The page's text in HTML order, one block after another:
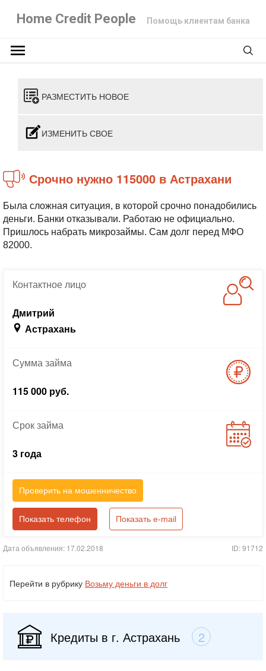
Home Credit People Помощь клиентам банка
РАЗМЕСТИТЬ НОВОЕ
ИЗМЕНИТЬ СВОЕ
Срочно нужно 115000 в Астрахани
Была сложная ситуация, в которой срочно понадобились
деньги. Банки отказывали. Работаю не официально.
Пришлось набрать микрозаймы. Сам долг перед МФО
82000.
Контактноелицо
Дмитрий
Астрахань
Суммазайма
115 000 руб.
Срокзайма
3 года
Проверить на мошенничество
Показать телефон Показать e-mail
Дата объявления: 17.02.2018 ID: 91712
Перейти в рубрику Возьму деньги в долг
Кредиты в г. Астрахань 2